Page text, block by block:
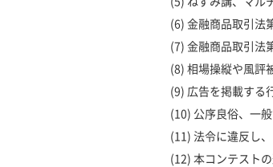
(6) 金融商品取引法
(7) 金融商品取引法
(8) 相場操縦や風評
(9) 広告を掲載する
(10) 公序良俗、一
(11) 法令に違反し
(12) 本コンテスト